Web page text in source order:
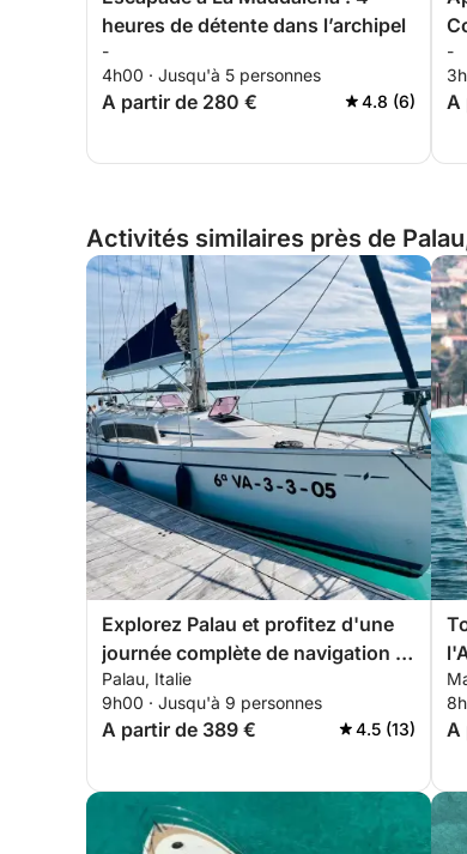
heures de détente dans l’archipel
-
4h00 · Jusqu'à 5 personnes
A partir de 280 € 4.8 (6)
-
A
Activités similaires près de
Explorez Palau et profitez d'une
journée complète de navigation à
voile.
Palau, Italie
9h00 · Jusqu'à 9 personnes
A partir de 389 € 4.5 (13) A